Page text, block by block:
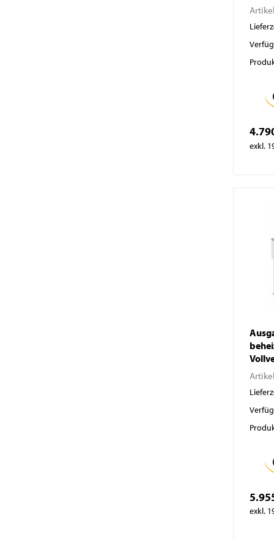
exkl.
exkl.